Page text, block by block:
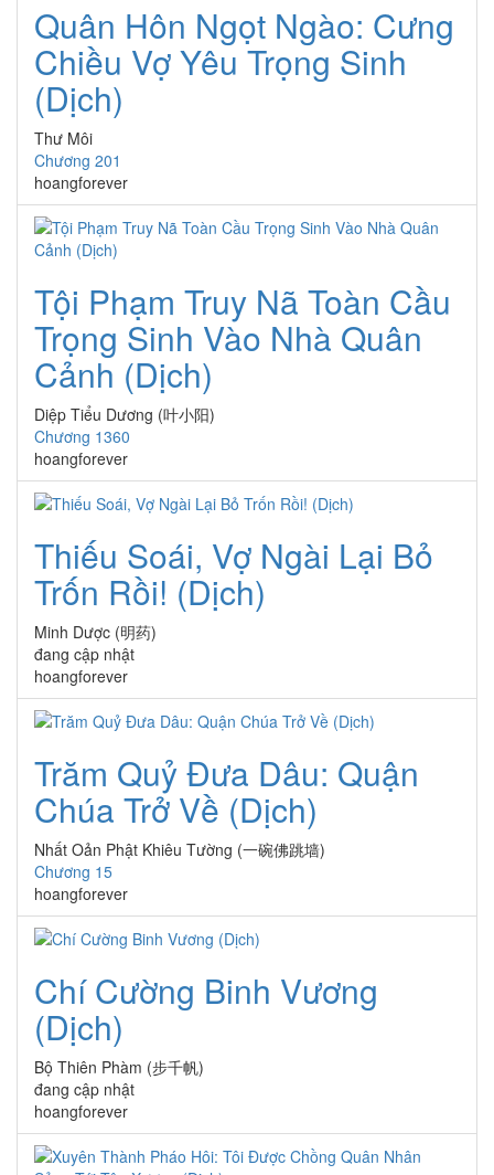
Quân Hôn Ngọt Ngào: Cưng
Chiều Vợ Yêu Trọng Sinh
(Dịch)
Thư Môi
Chương 201
hoangforever
Tội Phạm Truy Nã Toàn Cầu
Trọng Sinh Vào Nhà Quân
Cảnh (Dịch)
Diệp Tiểu Dương (叶小阳)
Chương 1360
hoangforever
Thiếu Soái, Vợ Ngài Lại Bỏ
Trốn Rồi! (Dịch)
Minh Dược (明药)
đang cập nhật
hoangforever
Trăm Quỷ Đưa Dâu: Quận
Chúa Trở Về (Dịch)
Nhất Oản Phật Khiêu Tường (一碗佛跳墙)
Chương 15
hoangforever
Chí Cường Binh Vương
(Dịch)
Bộ Thiên Phàm (步千帆)
đang cập nhật
hoangforever